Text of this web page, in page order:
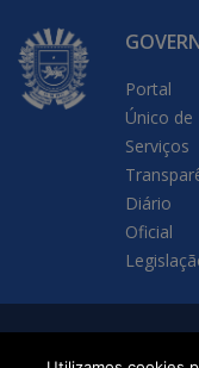
Portal
Único de
Serviços
Diário
Oficial